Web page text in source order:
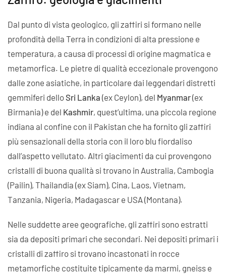
Dal punto di vista geologico, gli zaffiri si formano nelle
profondità della Terra in condizioni di alta pressione e
temperatura, a causa di processi di origine magmatica e
metamorfica. Le pietre di qualità eccezionale provengono
dalle zone asiatiche, in particolare dai leggendari distretti
gemmiferi delloSri Lanka (ex Ceylon), del Myanmar(ex
Birmania) e del Kashmir, quest’ultima, una piccola regione
indiana al confine con il Pakistan che ha fornito gli zaffiri
più sensazionali della storia con il loro blu fiordaliso
dall’aspetto vellutato. Altri giacimenti da cui provengono
cristalli di buona qualità si trovano in Australia, Cambogia
(Pailin), Thailandia (ex Siam), Cina, Laos, Vietnam,
Tanzania, Nigeria, Madagascar e USA (Montana).
Nelle suddette aree geografiche, gli zaffiri sono estratti
sia da depositi primari che secondari. Nei depositi primari i
cristalli di zaffiro si trovano incastonati in rocce
metamorfiche costituite tipicamente da marmi, gneiss e